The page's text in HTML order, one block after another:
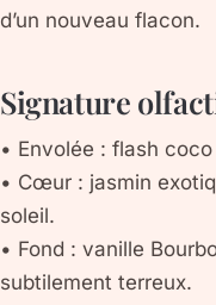
d’un nouveau flacon.
Signature
• Envolée : flash
• Cœur : jasmin
soleil.
• Fond : vanille
subtilement terreux.